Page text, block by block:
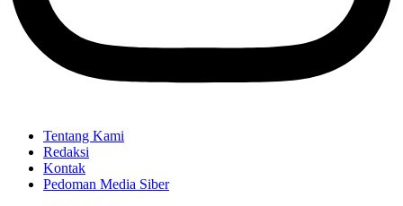
Tentang Kami
Redaksi
Kontak
Pedoman Media Siber